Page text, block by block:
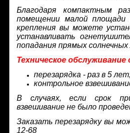
Благодаря компактным
помещении малой
крепления вы можете
устанавливать
попадания прямых солнечных
Техническое
перезарядка - раз в 5
контрольное
В случаях, если срок
взвешивание не было
Заказать перезарядку вы
12-68